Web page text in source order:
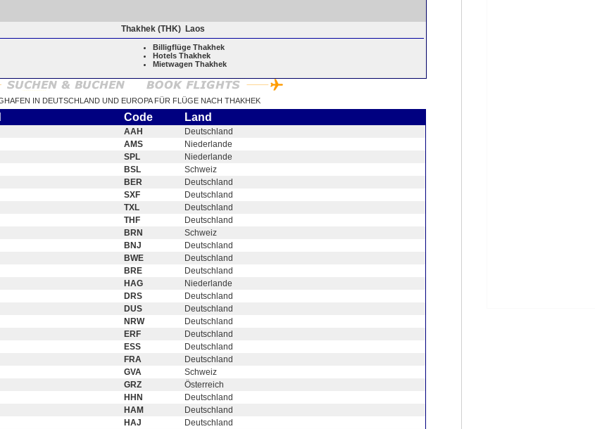
Thakhek (THK) Laos
Billigflüge Thakhek
Hotels Thakhek
Mietwagen Thakhek
IN DEUTSCHLAND UND EUROPA FÜR FLÜGE NACH THAKHEK
Code Land
AAH
Deutschland
AMS
Niederlande
SPL
Niederlande
BSL
Schweiz
BER
Deutschland
SXF
Deutschland
TXL
Deutschland
THF
Deutschland
BRN
Schweiz
BNJ
Deutschland
BWE
Deutschland
BRE
Deutschland
HAG
Niederlande
DRS
Deutschland
DUS
Deutschland
NRW
Deutschland
ERF
Deutschland
ESS
Deutschland
FRA
Deutschland
GVA
Schweiz
GRZ
Österreich
HHN
Deutschland
HAM
Deutschland
HAJ
Deutschland